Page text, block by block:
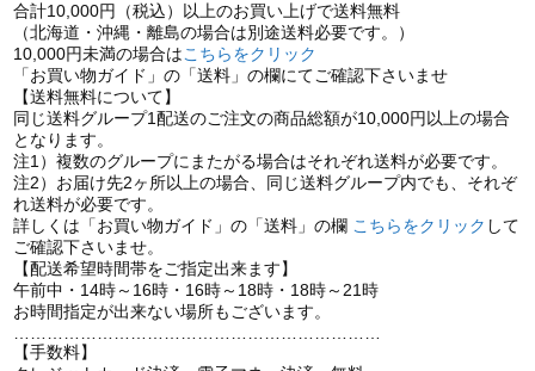
合計10,000円（税込）以上のお買い上げで送料無料
（北海道・沖縄・離島の場合は別途送料必要です。）
10,000円未満の場合はこちらをクリック
「お買い物ガイド」の「送料」の欄にてご確認下さいませ
【送料無料について】
同じ送料グループ1配送のご注文の商品総額が10,000円以上の場合
となります。
注1）複数のグループにまたがる場合はそれぞれ送料が必要です。
注2）お届け先2ヶ所以上の場合、同じ送料グループ内でも、それぞ
れ送料が必要です。
詳しくは「お買い物ガイド」の「送料」の欄 こちらをクリック して
ご確認下さいませ。
【配送希望時間帯をご指定出来ます】
午前中・14時～16時・16時～18時・18時～21時
お時間指定が出来ない場所もございます。
…………………………………………………………
【手数料】